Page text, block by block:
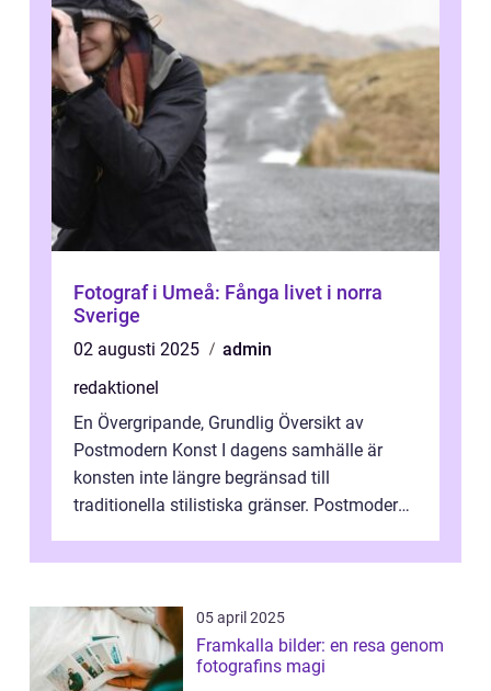
Fotograf i Umeå: Fånga livet i norra
Sverige
02 augusti 2025
admin
redaktionel
En Övergripande, Grundlig Översikt av
Postmodern Konst I dagens samhälle är
konsten inte längre begränsad till
traditionella stilistiska gränser. Postmodern
05 april 2025
Framkalla bilder: en resa genom
fotografins magi